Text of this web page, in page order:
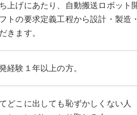
上げにあたり、自動搬送ロボット
トの要求定義工程から設計・製造
きます。
経験１年以上の方。
どこに出しても恥ずかしくない人